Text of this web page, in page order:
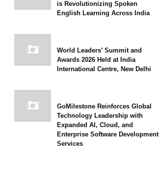
is Revolutionizing Spoken
English Learning Across India
World Leaders’ Summit and
Awards 2026 Held at India
International Centre, New Delhi
GoMilestone Reinforces Global
Technology Leadership with
Expanded AI, Cloud, and
Enterprise Software Development
Services